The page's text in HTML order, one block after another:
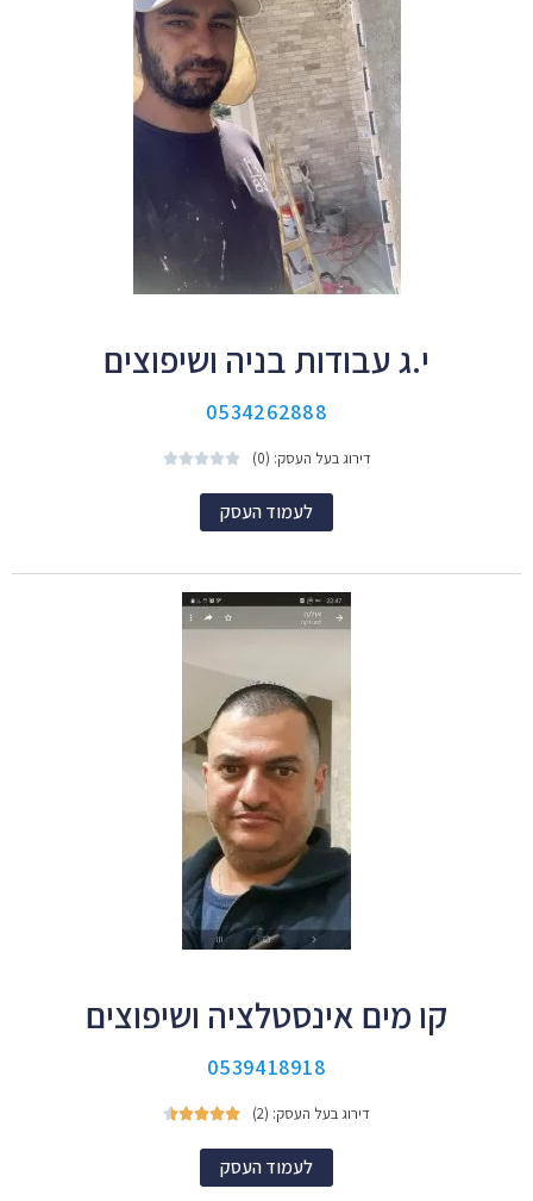
י.ג עבודות בניה ושיפוצים
0534262888
דירוג בעל העסק: (0) 




לעמוד העסק
קו מים אינסטלציה ושיפוצים
0539418918
דירוג בעל העסק: (2) 




לעמוד העסק